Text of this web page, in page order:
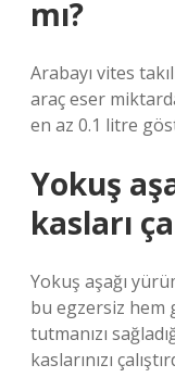
mı?
Arabayı vites
araç eser
en az 0.1 litre
Yokuş
kasları
Yokuş aşağı
bu egzersiz hem
tutmanızı
kaslarınızı